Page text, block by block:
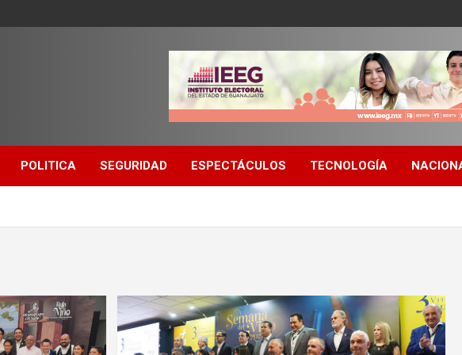
POLITICA SEGURIDAD ESPECTÁCULOS TECNOLOGÍA